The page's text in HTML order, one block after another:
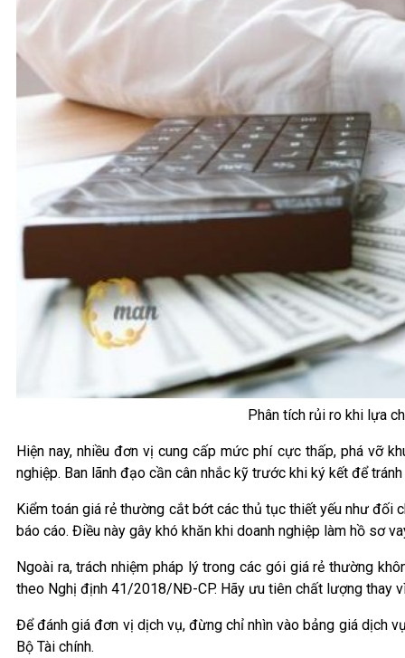
Phân tích rủi ro khi lựa
Hiện nay, nhiều đơn vị cung cấp mức phí cực thấp, phá vỡ
nghiệp. Ban lãnh đạo cần cân nhắc kỹ trước khi ký kết để tránh
Kiểm toán giá rẻ thường cắt bớt các thủ tục thiết yếu như đối
báo cáo. Điều này gây khó khăn khi doanh nghiệp làm hồ sơ
Ngoài ra, trách nhiệm pháp lý trong các gói giá rẻ thường
theo Nghị định 41/2018/NĐ-CP. Hãy ưu tiên chất lượng thay
Để đánh giá đơn vị dịch vụ, đừng chỉ nhìn vào bảng giá dịch
Bộ Tài chính.